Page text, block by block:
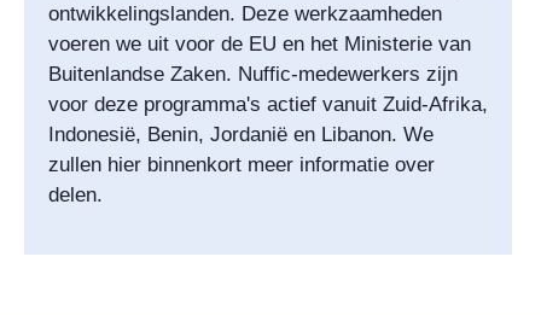
ontwikkelingslanden. Deze werkzaamheden
voeren we uit voor de EU en het Ministerie van
Buitenlandse Zaken. Nuffic-medewerkers zijn
voor deze programma's actief vanuit Zuid-Afrika,
Indonesië, Benin, Jordanië en Libanon. We
zullen hier binnenkort meer informatie over
delen.